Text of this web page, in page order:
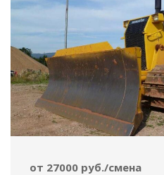
от 27000 руб./смена